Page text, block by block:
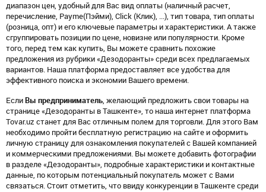
диапазон цен, удобный для Вас вид оплаты (наличный расчет,
перечисление, Payme(Пэйми), Click (Клик), ...), тип товара, тип оплаты
(розница, опт) и его ключевые параметры и характеристики. А также
сгруппировать позиции по цене, новизне или популярности. Кроме
того, перед тем как купить, Вы можете сравнить похожие
предложения из рубрики «Дезодоранты» среди всех предлагаемых
вариантов. Наша платформа предоставляет все удобства для
эффективного поиска и экономии Вашего времени.
Если Вы предприниматель , желающий предложить свои товары на
странице «Дезодоранты в Ташкенте», то наша интернет платформа
Tovar.uz станет для Вас отличным полем для торговли. Для этого Вам
необходимо пройти бесплатную регистрацию на сайте и оформить
личную страницу для ознакомления покупателей с Вашей компанией
и коммерческими предложениями. Вы можете добавить фотографии
в разделе «Дезодоранты», подробные характеристики и контактные
данные, по которым потенциальный покупатель может с Вами
связаться. Стоит отметить, что ввиду конкуренции в Ташкенте среди